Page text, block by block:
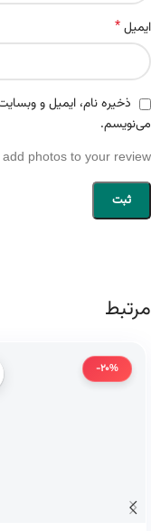
ایمیل*
ذخیره نام، ایمیل و
می‌نویسم.
photos to your review.
مرتبط
-20%